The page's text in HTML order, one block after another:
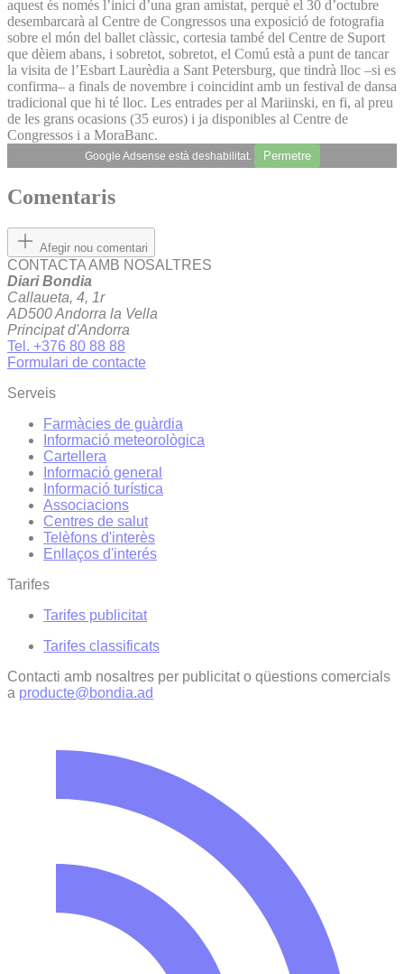
aquest és només l’inici d’una gran amistat, perquè el 30 d’octubre
desembarcarà al Centre de Congressos una exposició de fotografia
sobre el món del ballet clàssic, cortesia també del Centre de Suport
que dèiem abans, i sobretot, sobretot, el Comú està a punt de tancar
la visita de l’Esbart Laurèdia a Sant Petersburg, que tindrà lloc –si es
confirma– a finals de novembre i coincidint amb un festival de dansa
tradicional que hi té lloc. Les entrades per al Mariinski, en fi, al preu
de les grans ocasions (35 euros) i ja disponibles al Centre de
Congressos i a MoraBanc.
Google Adsense està deshabilitat. Permetre
Comentaris
Afegir nou comentari
CONTACTA AMB NOSALTRES
Diari Bondia
Callaueta, 4, 1r
AD500 Andorra la Vella
Principat d'Andorra
Tel. +376 80 88 88
Formulari de contacte
Serveis
Farmàcies de guàrdia
Informació meteorològica
Cartellera
Informació general
Informació turística
Associacions
Centres de salut
Telèfons d'interès
Enllaços d'interés
Tarifes
Tarifes publicitat
Tarifes classificats
Contacti amb nosaltres per publicitat o qüestions comercials
a producte@bondia.ad